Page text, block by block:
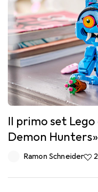
Il primo set
Demon
Ramon Schneider22